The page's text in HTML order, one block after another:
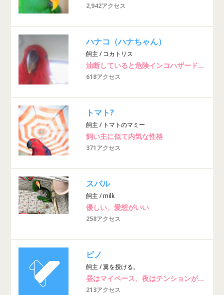
2,942アクセス
ハナコ（ハナちゃん）
飼主 / コカトリス
油断していると危険インコハザード！！
618アクセス
トマト?
飼主 / トマトのマミー
飼い主に似て内気な性格
371アクセス
スバル
飼主 / milk
優しい、愛想がいい
258アクセス
ピノ
飼主 / 翼を授ける。
昼はマイペース、夜はテンションが上がるので夜型？
213アクセス